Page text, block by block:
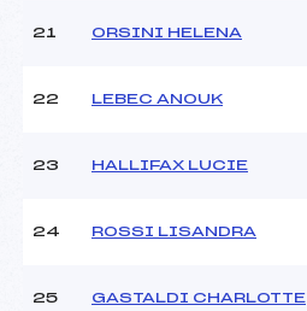
21 ORSINI HELENA
22 LEBEC ANOUK
23 HALLIFAX LUCIE
24 ROSSI LISANDRA
25 GASTALDI CHARLOTTE